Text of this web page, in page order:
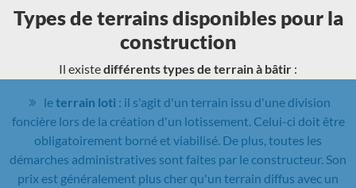
Types de terrains disponibles pour la
construction
Il existedifférents types de terrain à bâtir :
leterrain loti : il s'agit d'un terrain issu d'une division
foncière lors de la création d'un lotissement. Celui-ci doit être
obligatoirement borné et viabilisé. De plus, toutes les
démarches administratives sont faites par le constructeur. Son
prix est généralement plus cher qu'un terrain diffus avec un